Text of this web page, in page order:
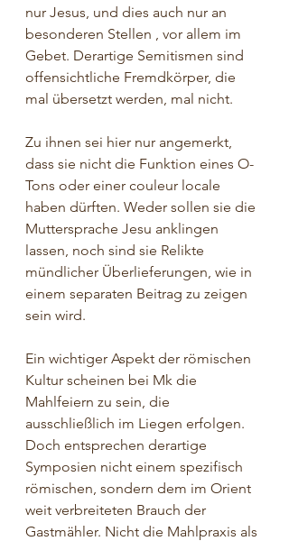
nur Jesus, und dies auch nur an
besonderen Stellen , vor allem im
Gebet. Derartige Semitismen sind
offensichtliche Fremdkörper, die
mal übersetzt werden, mal nicht.
Zu ihnen sei hier nur angemerkt,
dass sie nicht die Funktion eines O-
Tons oder einer couleur locale
haben dürften. Weder sollen sie die
Muttersprache Jesu anklingen
lassen, noch sind sie Relikte
mündlicher Überlieferungen, wie in
einem separaten Beitrag zu zeigen
sein wird.
Ein wichtiger Aspekt der römischen
Kultur scheinen bei Mk die
Mahlfeiern zu sein, die
ausschließlich im Liegen erfolgen.
Doch entsprechen derartige
Symposien nicht einem spezifisch
römischen, sondern dem im Orient
weit verbreiteten Brauch der
Gastmähler. Nicht die Mahlpraxis als